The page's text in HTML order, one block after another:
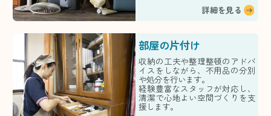
詳細を見る
部屋の片付け
収納の工夫や整理整頓のアドバ
イスをしながら、不用品の分別
や処分を行います。
経験豊富なスタッフが対応し、
清潔で心地よい空間づくりを支
援します。